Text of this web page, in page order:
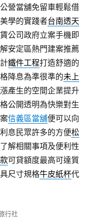
公營當舖免留車輕鬆借
學的實踐者台南透天
公司政府立案手機即
安定區熱門建案推薦
鐵件工程打造舒適的
降息為準很準的未上
產生的空間企業提升
公開透明為快樂對生
信義區當舖便可以向
息民眾許多的方便松
解相關事項及便利性
可貸額度最高可達質
尺寸規格牛皮紙杯代
行社